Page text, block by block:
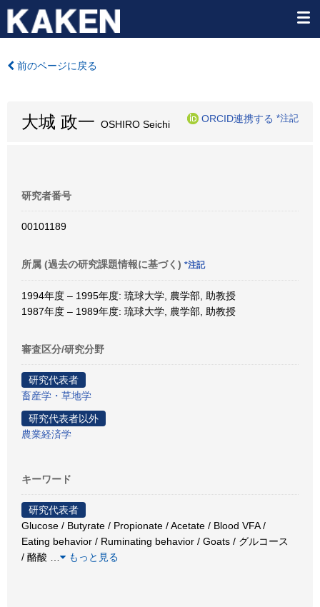
前のページに戻る
大城 政一 OSHIRO Seichi
ORCID連携する *注記
研究者番号
00101189
所属 (過去の研究課題情報に基づく) *注記
1994年度 – 1995年度: 琉球大学, 農学部, 助教授
1987年度 – 1989年度: 琉球大学, 農学部, 助教授
審査区分/研究分野
研究代表者
畜産学・草地学
研究代表者以外
農業経済学
キーワード
研究代表者
Glucose / Butyrate / Propionate / Acetate / Blood VFA /
Eating behavior / Ruminating behavior / Goats / グルコース
/ 酪酸
もっと見る